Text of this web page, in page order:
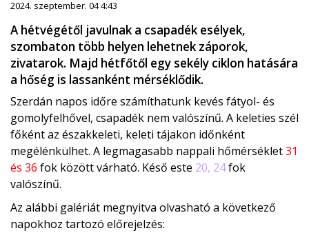
2024. szeptember. 04 4:43
A hétvégétől javulnak a csapadék esélyek,
szombaton több helyen lehetnek záporok,
zivatarok. Majd hétfőtől egy sekély ciklon hatására
a hőség is lassanként mérséklődik.
Szerdán napos időre számíthatunk kevés fátyol- és
gomolyfelhővel, csapadék nem valószínű. A keleties szél
főként az északkeleti, keleti tájakon időnként
megélénkülhet. A legmagasabb nappali hőmérséklet31
és 36 fok között várható. Késő este 20, 24fok
valószínű.
Az alábbi galériát megnyitva olvasható a következő
napokhoz tartozó előrejelzés: